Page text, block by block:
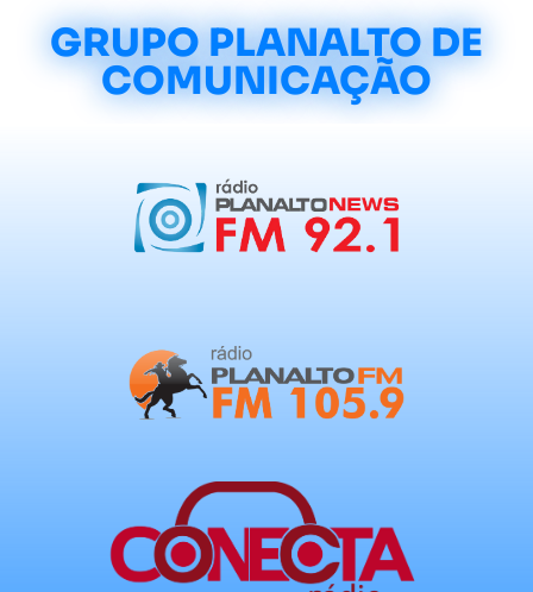
GRUPO PLANALTO DE
COMUNICAÇÃO